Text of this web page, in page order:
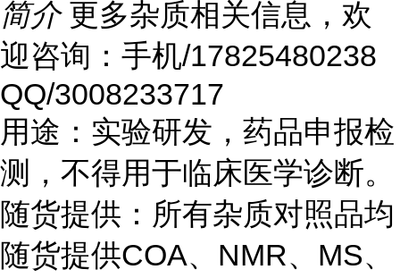
简介 更多杂质相关信息，欢
迎咨询：手机/17825480238
QQ/3008233717
用途：实验研发，药品申报检
测，不得用于临床医学诊断。
随货提供：所有杂质对照品均
随货提供COA、NMR、MS、